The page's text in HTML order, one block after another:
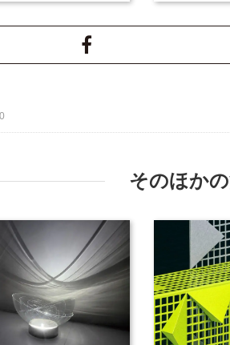
そのほか